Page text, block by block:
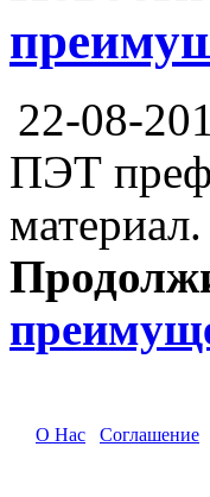
22-08-
ПЭТ
О Нас Соглашение